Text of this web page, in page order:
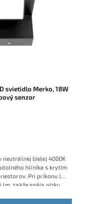
svietidlo Merko, 18W
senzor
neutrálnej bielej 4000K
hliníka s krytím
Pri príkonu len
lm, takže spája nízku
S nastaviteľným